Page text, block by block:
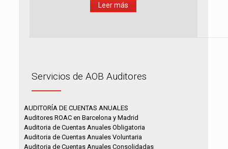
Leer más
Servicios de AOB Auditores
AUDITORÍA DE CUENTAS ANUALES
Auditores ROAC en Barcelona y Madrid
Auditoria de Cuentas Anuales Obligatoria
Auditoria de Cuentas Anuales Voluntaria
Auditoria de Cuentas Anuales Consolidadas